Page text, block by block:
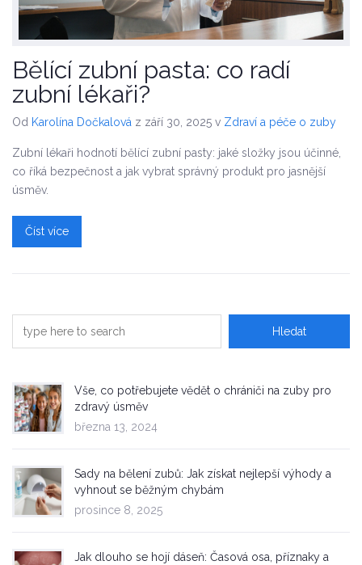
Bělící zubní pasta: co radí
zubní lékaři?
Od Karolína Dočkalová z září 30, 2025 v Zdraví a péče o zuby
Zubní lékaři hodnotí bělící zubní pasty: jaké složky jsou účinné,
co říká bezpečnost a jak vybrat správný produkt pro jasnější
úsměv.
Číst více
Vše, co potřebujete vědět o chrániči na zuby pro
zdravý úsměv
března 13, 2024
Sady na bělení zubů: Jak získat nejlepší výhody a
vyhnout se běžným chybám
prosince 8, 2025
Jak dlouho se hojí dáseň: Časová osa, příznaky a